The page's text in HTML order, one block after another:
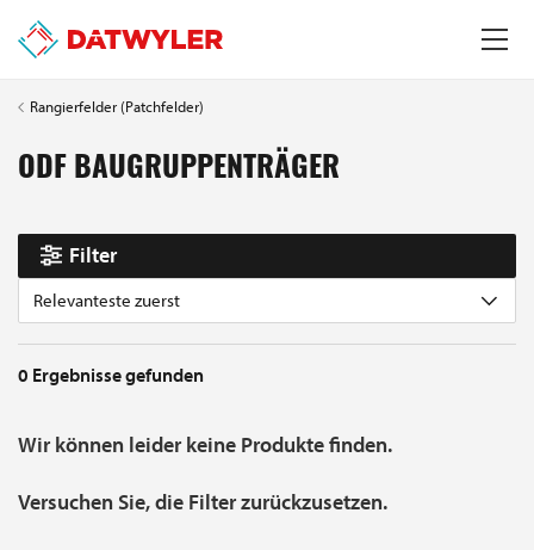
Rangierfelder (Patchfelder)
ODF BAUGRUPPENTRÄGER
Filter
Relevanteste zuerst
0 Ergebnisse gefunden
Wir können leider keine Produkte finden.
Versuchen Sie, die Filter zurückzusetzen.